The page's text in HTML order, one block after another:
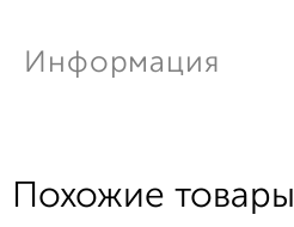
Информация
Похожие товары